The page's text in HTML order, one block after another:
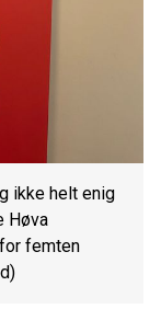
ikke helt enig
Høva
femten